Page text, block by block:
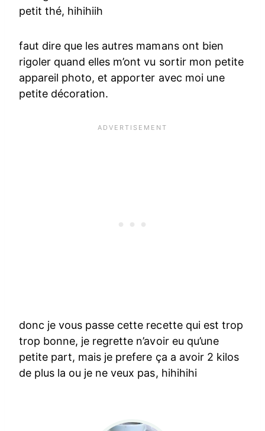
petit thé, hihihiih
faut dire que les autres mamans ont bien
rigoler quand elles m’ont vu sortir mon petite
appareil photo, et apporter avec moi une
petite décoration.
donc je vous passe cette recette qui est trop
trop bonne, je regrette n’avoir eu qu’une
petite part, mais je prefere ça a avoir 2 kilos
de plus la ou je ne veux pas, hihihihi